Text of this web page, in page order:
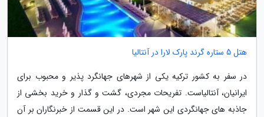
هتل 5 ستاره گرند پارک لارا در آنتالیا
در سفر به کشور ترکیه یکی از شهرهای جهانگرد پذیر و محبوب برای
ایرانیان، آنتالیاست. تفریحات مجردی، گشت و گذار و خرید بخشی از
جاذبه های جهانگردی این شهر است. در این قسمت از خبرنگاران بر آن